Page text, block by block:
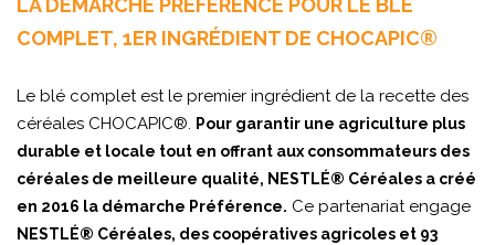
LA DÉMARCHE PRÉFÉRENCE POUR LE BLÉ
COMPLET, 1ER INGRÉDIENT DE CHOCAPIC®
Le blé complet est le premier ingrédient de la recette des
céréales CHOCAPIC®. Pour garantir une agriculture plus
durable et locale tout en offrant aux consommateurs des
céréales de meilleure qualité, NESTLÉ® Céréales a créé
en 2016 la démarche Préférence. Ce partenariat engage
NESTLÉ® Céréales, des coopératives agricoles et 93